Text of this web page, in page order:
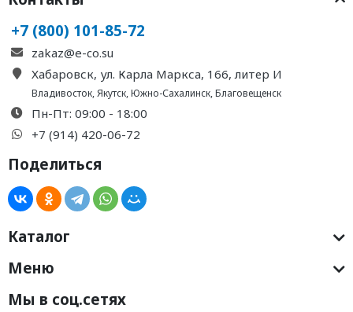
+7 (800) 101-85-72
zakaz@e-co.su
Хабаровск, ул. Карла Маркса, 166, литер И
Владивосток,Якутск,Южно-Сахалинск,Благовещенск
Пн-Пт: 09:00 - 18:00
+7 (914) 420-06-72
Поделиться
Каталог
Меню
Мы в соц.сетях